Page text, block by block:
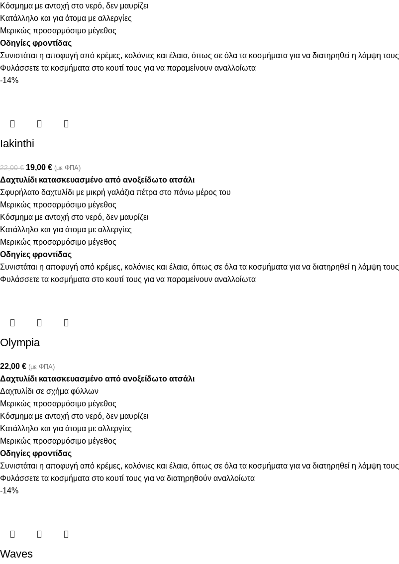
Κόσμημα με αντοχή στο νερό, δεν μαυρίζει
Κατάλληλο και για άτομα με αλλεργίες
Μερικώς προσαρμόσιμο μέγεθος
Οδηγίες φροντίδας
Συνιστάται η αποφυγή από κρέμες, κολόνιες και έλαια, όπως σε όλα τα κοσμήματα για να διατηρηθεί η λάμψη τους
Φυλάσσετε τα κοσμήματα στο κουτί τους για να παραμείνουν αναλλοίωτα
-14%
Iakinthi
22,00€ 19,00 € (με ΦΠΑ)
Δαχτυλίδι κατασκευασμένο από ανοξείδωτο ατσάλι
Σφυρήλατο δαχτυλίδι με μικρή γαλάζια πέτρα στο πάνω μέρος του
Μερικώς προσαρμόσιμο μέγεθος
Κόσμημα με αντοχή στο νερό, δεν μαυρίζει
Κατάλληλο και για άτομα με αλλεργίες
Μερικώς προσαρμόσιμο μέγεθος
Οδηγίες φροντίδας
Συνιστάται η αποφυγή από κρέμες, κολόνιες και έλαια, όπως σε όλα τα κοσμήματα για να διατηρηθεί η λάμψη τους
Φυλάσσετε τα κοσμήματα στο κουτί τους για να παραμείνουν αναλλοίωτα
Olympia
22,00 € (με ΦΠΑ)
Δαχτυλίδι κατασκευασμένο από ανοξείδωτο ατσάλι
Δαχτυλίδι σε σχήμα φύλλων
Μερικώς προσαρμόσιμο μέγεθος
Κόσμημα με αντοχή στο νερό, δεν μαυρίζει
Κατάλληλο και για άτομα με αλλεργίες
Μερικώς προσαρμόσιμο μέγεθος
Οδηγίες φροντίδας
Συνιστάται η αποφυγή από κρέμες, κολόνιες και έλαια, όπως σε όλα τα κοσμήματα για να διατηρηθεί η λάμψη τους
Φυλάσσετε τα κοσμήματα στο κουτί τους για να διατηρηθούν αναλλοίωτα
-14%
Waves